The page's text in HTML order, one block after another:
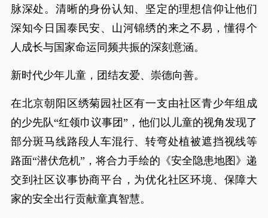
脉深处。清晰的身份认知、坚定的理想信仰让他们
深知今日国泰民安、山河锦绣的来之不易，懂得个
人成长与国家命运同频共振的深刻意涵。
新时代少年儿童，团结友爱、崇德向善。
在北京朝阳区绣菊园社区有一支由社区青少年组成
的少先队“红领巾议事团”，他们以儿童的视角发现了
部分斑马线路段人车混行、转弯处植被遮挡视线等
路面“潜伏危机”，将合力手绘的《安全隐患地图》递
交到社区议事协商平台，为优化社区环境、保障大
家的安全出行贡献童真智慧。